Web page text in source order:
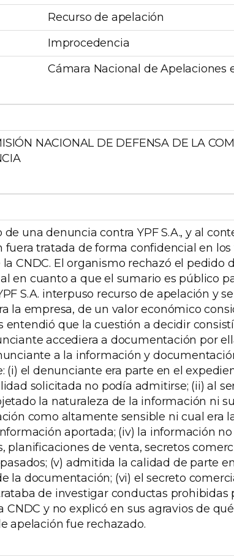
Recurso de apelación
Improcedencia
Cámara Nacional de Apelaciones
NACIONAL DE DEFENSA DE LA
de una denuncia contra YPF S.A., y al
tratada de forma confidencial en los
CNDC. El organismo rechazó el
en cuanto a que el sumario es público
S.A. interpuso recurso de apelación
la empresa, de un valor económico
entendió que la cuestión a decidir
accediera a documentación por
a la información y
(i) el denunciante era parte en el
solicitada no podía admitirse; (ii) al
la naturaleza de la información ni
como altamente sensible ni cual era
aportada; (iv) la información
planificaciones de venta, secretos
(v) admitida la calidad de parte
la documentación; (vi) el secreto
de investigar conductas prohibidas
CNDC y no explicó en sus agravios de
apelación fue rechazado.